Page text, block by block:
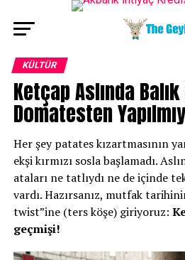
KÜLTÜR
Ketçap Aslında
Domatesten
Her şey patates kızartmasının
ekşi kırmızı sosla başlamadı.
ataları ne tatlıydı ne de içinde
vardı. Hazırsanız, mutfak
twist”ine (ters köşe) giriyoruz:
geçmişi!